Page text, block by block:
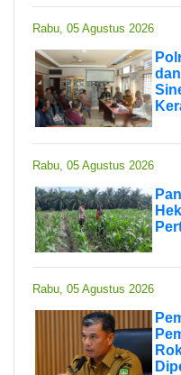
Rabu, 05 Agustus 2026
Rabu, 05 Agustus 2026
Rabu, 05 Agustus 2026